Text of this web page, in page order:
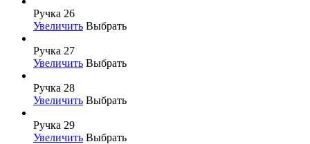
Ручка 26
Увеличить Выбрать
Ручка 27
Увеличить Выбрать
Ручка 28
Увеличить Выбрать
Ручка 29
Увеличить Выбрать